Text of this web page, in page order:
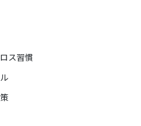
ス習慣